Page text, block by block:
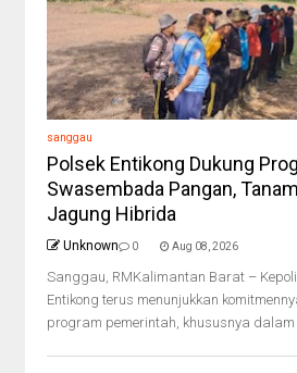
sanggau
Polsek Entikong Dukung
Swasembada Pangan,
Jagung Hibrida
Unknown 0 Aug 08, 2026
Sanggau, RMKalimantan Barat –
Entikong terus menunjukkan
program pemerintah, khususnya dalam